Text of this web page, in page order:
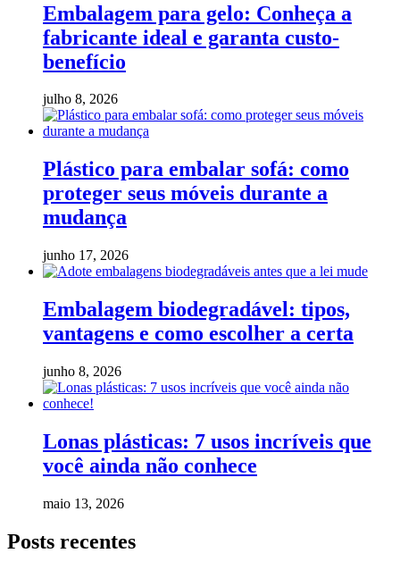
Embalagem para gelo: Conheça a
fabricante ideal e garanta custo-
benefício
julho 8, 2026
Plástico para embalar sofá: como
proteger seus móveis durante a
mudança
junho 17, 2026
Embalagem biodegradável: tipos,
vantagens e como escolher a certa
junho 8, 2026
Lonas plásticas: 7 usos incríveis que
você ainda não conhece
maio 13, 2026
Posts recentes